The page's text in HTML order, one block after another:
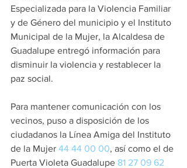
Especializada para la Violencia Familiar
y de Género del municipio y el Instituto
Municipal de la Mujer, la Alcaldesa de
Guadalupe entregó información para
disminuir la violencia y restablecer la
paz social.
Para mantener comunicación con los
vecinos, puso a disposición de los
ciudadanos la Línea Amiga del Instituto
de la Mujer 44 44 00 00, así como el de
Puerta Violeta Guadalupe 81 27 09 62